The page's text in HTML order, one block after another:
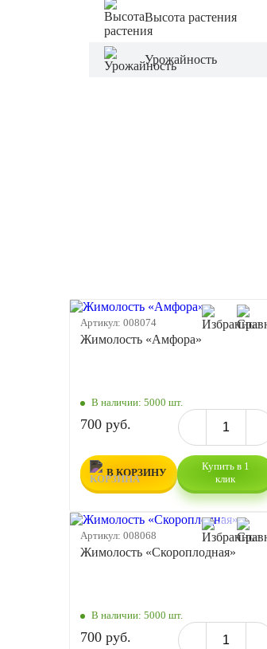
Высота растения
Урожайность
Артикул: 008074
Жимолость «Амфора»
В наличии: 5000 шт.
700 руб.
В КОРЗИНУ
Купить в 1
клик
Артикул: 008068
Жимолость «Скороплодная»
В наличии: 5000 шт.
700 руб.